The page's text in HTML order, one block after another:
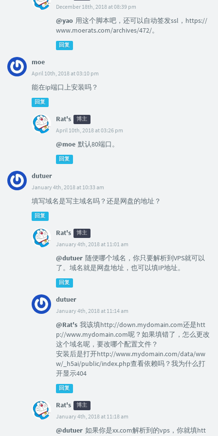
December 18th, 2018 at 08:39 pm
@yao 用这个脚本吧，还可以自动签发ssl，https://
www.moerats.com/archives/472/。
回复
moe
April 10th, 2018 at 03:10 pm
能在ip端口上安装吗？
回复
Rat's 博主
April 10th, 2018 at 03:26 pm
@moe 默认80端口。
回复
dutuer
January 4th, 2018 at 10:33 am
填写域名是写主域名吗？还是网盘的地址？
回复
Rat's 博主
January 4th, 2018 at 11:01 am
@dutuer 随便哪个域名，你只要解析到VPS就可以
了。域名就是网盘地址，也可以填IP地址。
回复
dutuer
January 4th, 2018 at 11:14 am
@Rat's 我该填http://down.mydomain.com还是htt
p://www.mydomain.com呢？如果填错了，怎么更改
这个域名呢，要改哪个配置文件？
安装后是打开http://www.mydomain.com/data/ww
w/_h5ai/public/index.php查看依赖吗？我为什么打
开显示404
回复
Rat's 博主
January 4th, 2018 at 11:18 am
@dutuer 如果你是xx.com解析到的vps，你就填htt